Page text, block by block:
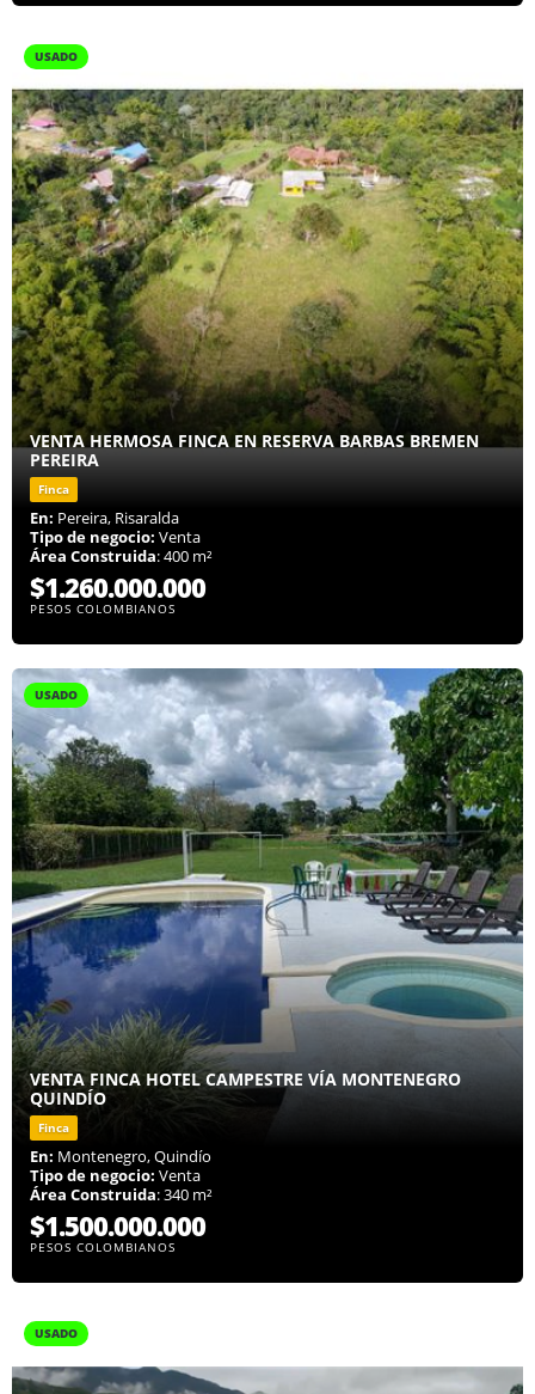
USADO
VENTA HERMOSA FINCA EN RESERVA BARBAS BREMEN
PEREIRA
Finca
En: Pereira, Risaralda
Tipo de negocio: Venta
Área Construida: 400 m²
$1.260.000.000
PESOS COLOMBIANOS
USADO
VENTA FINCA HOTEL CAMPESTRE VÍA MONTENEGRO
QUINDÍO
Finca
En: Montenegro, Quindío
Tipo de negocio: Venta
Área Construida: 340 m²
$1.500.000.000
PESOS COLOMBIANOS
USADO